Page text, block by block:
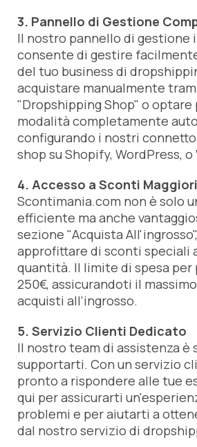
3. Pannello di Gestione
Il nostro pannello di gestione
consente di gestire
del tuo business di
acquistare manualmente
"Dropshipping Shop" o optare
modalità completamente
configurando i nostri
shop su Shopify, WordPress,
4. Accesso a Sconti Maggiori
Scontimania.com non è solo
efficiente ma anche
sezione "Acquista
approfittare di sconti speciali
quantità. Il limite di spesa per
250€, assicurandoti il
acquisti all’ingrosso.
5. Servizio Clienti Dedicato
Il nostro team di assistenza è
supportarti. Con un servizio
pronto a rispondere alle tue
qui per assicurarti
problemi e per aiutarti a
dal nostro servizio di